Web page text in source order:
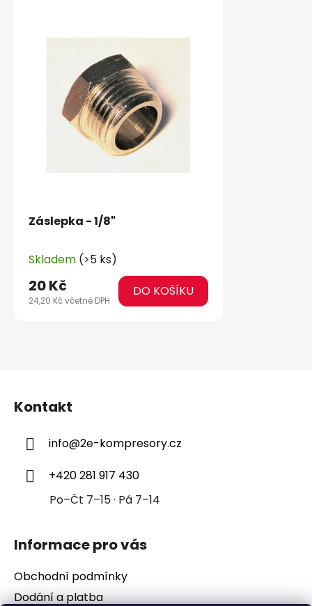
Záslepka - 1/8"
Skladem (>5 ks)
24,20 Kč včetně DPH
20 Kč DO KOŠÍKU
Kontakt
info@2e-kompresory.cz
+420 281 917 430
Po–Čt 7–15 · Pá 7–14
Informace pro vás
Obchodní podmínky
Dodání a platba